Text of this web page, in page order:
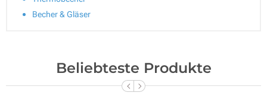
Becher & Gläser
Beliebteste Produkte